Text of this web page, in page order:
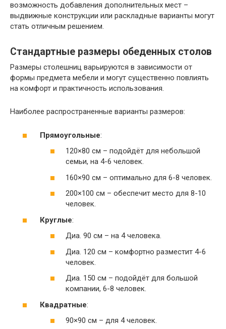
возможность добавления дополнительных мест –
выдвижные конструкции или раскладные варианты могут
стать отличным решением.
Стандартные размеры обеденных столов
Размеры столешниц варьируются в зависимости от
формы предмета мебели и могут существенно повлиять
на комфорт и практичность использования.
Наиболее распространенные варианты размеров:
Прямоугольные:
120×80 см – подойдёт для небольшой
семьи, на 4-6 человек.
160×90 см – оптимально для 6-8 человек.
200×100 см – обеспечит место для 8-10
человек.
Круглые:
Диа. 90 см – на 4 человека.
Диа. 120 см – комфортно разместит 4-6
человек.
Диа. 150 см – подойдёт для большой
компании, 6-8 человек.
Квадратные:
90×90 см – для 4 человек.